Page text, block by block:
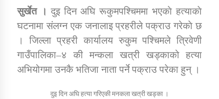
डिभिजन कार्यालय जुम्लाको सुचना सन्देश
कर्णाली प्रविधि शिक्षालय जुम्लाको सुचना
सुर्खेत । दुइ दिन अघि रूकुमपश्चिममा भएकाे हत्याकाे
घटनामा संलग्न एक जनालाइ प्रहरीले पक्राउ गरेकाे छ
। जिल्ला प्रहरी कार्यालय रुकुम पश्चिमले त्रिवेणी
गाउँपालिका–४ की मन्कला खत्री खड्काको हत्या
अभियोगमा उनकै भतिजा नाता पर्ने पक्राउ परेका हुन् ।
दुइ दिन अघि हत्या गरिएकी मनकला खत्री खड्का ।